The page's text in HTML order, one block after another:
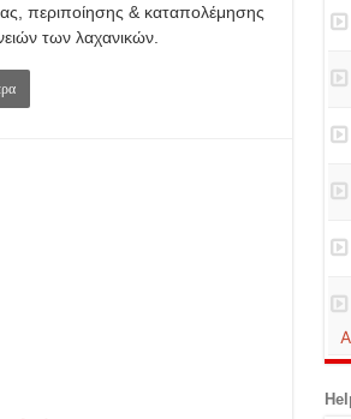
περιποίησης & καταπολέμησης
των λαχανικών.